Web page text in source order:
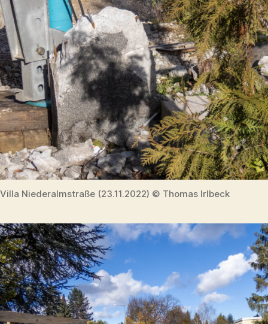
Villa Niederalmstraße (23.11.2022) © Thomas Irlbeck